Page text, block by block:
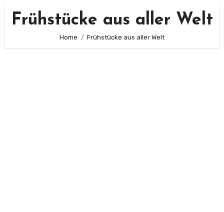
Frühstücke aus aller Welt
Home Frühstücke aus aller Welt